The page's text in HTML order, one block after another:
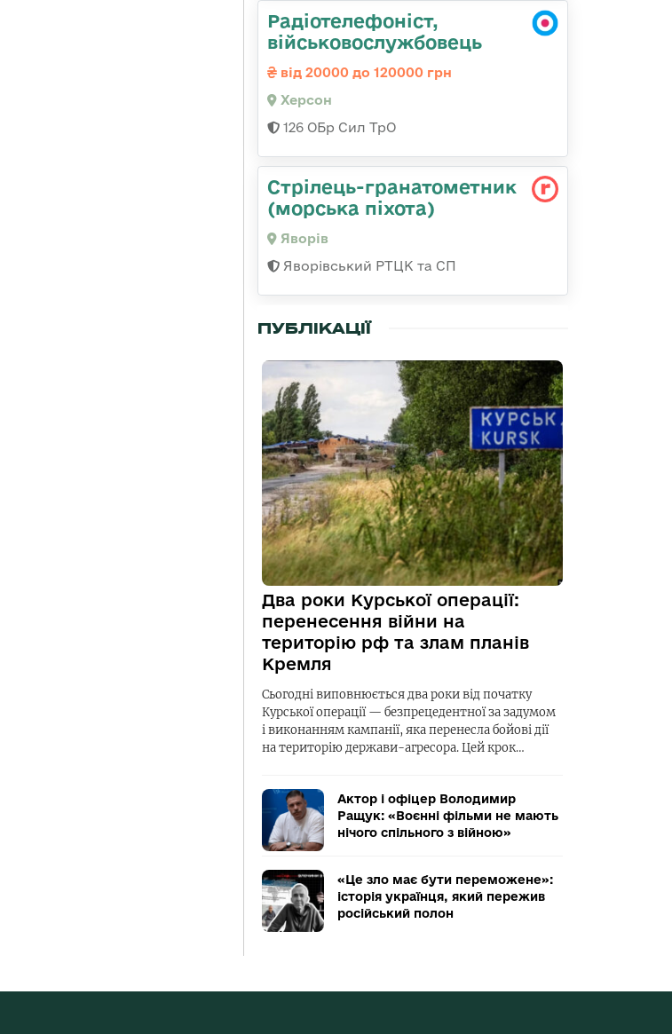
Радіотелефоніст,
військовослужбовець
від 20000 до 120000 грн
Херсон
126 ОБр Сил ТрО
Стрілець-гранатометник
(морська піхота)
Яворів
Яворівський РТЦК та СП
ПУБЛІКАЦІЇ
Два роки Курської операції:
перенесення війни на
територію рф та злам планів
Кремля
Сьогодні виповнюється два роки від початку
Курської операції — безпрецедентної за задумом
і виконанням кампанії, яка перенесла бойові дії
на територію держави-агресора. Цей крок…
Актор і офіцер Володимир
Ращук: «Воєнні фільми не мають
нічого спільного з війною»
«Це зло має бути переможене»:
історія українця, який пережив
російський полон